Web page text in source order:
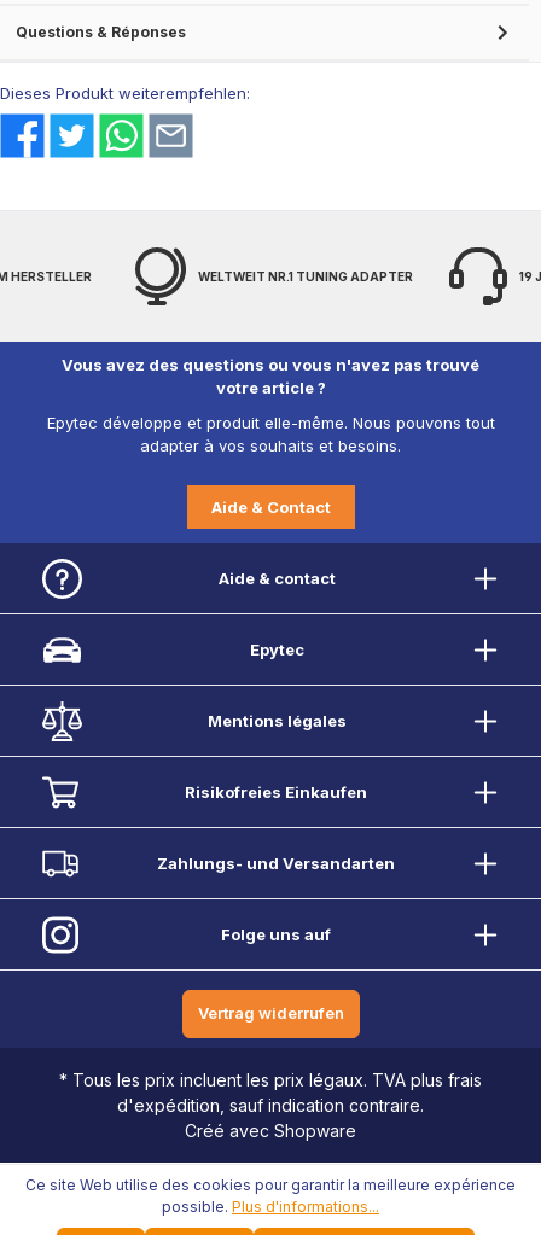
Questions & Réponses
Dieses Produkt weiterempfehlen:
HERSTELLER WELTWEIT NR.1 TUNING ADAPTER 19
Vous avez des questions ou vous n'avez pas trouvé
votre article ?
Epytec développe et produit elle-même. Nous pouvons tout
adapter à vos souhaits et besoins.
Aide & Contact
Aide & contact
Epytec
Mentions légales
Risikofreies Einkaufen
Zahlungs- und Versandarten
Folge uns auf
Vertrag widerrufen
* Tous les prix incluent les prix légaux. TVA plus frais
d'expédition, sauf indication contraire.
Créé avec Shopware
Ce site Web utilise des cookies pour garantir la meilleure expérience
possible. Plus d'informations...